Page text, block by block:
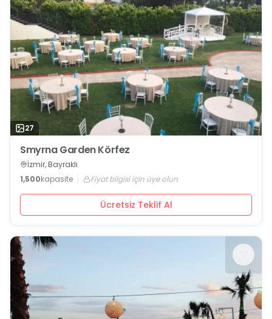
27
Smyrna Garden Körfez
İzmir, Bayraklı
1,500kapasite Fiyat bilgisi için üye olun
Ücretsiz Teklif Al